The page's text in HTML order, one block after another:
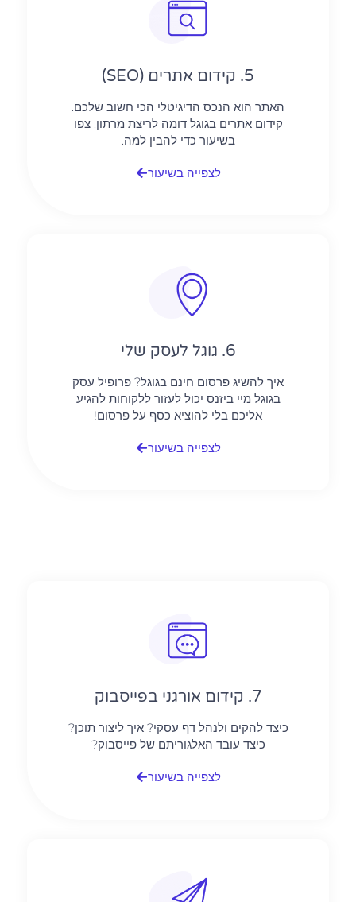
5. קידום אתרים (SEO)
האתר הוא הנכס הדיגיטלי הכי חשוב שלכם.
קידום אתרים בגוגל דומה לריצת מרתון. צפו
בשיעור כדי להבין למה.
לצפייה בשיעור
6. גוגל לעסק שלי
איך להשיג פרסום חינם בגוגל? פרופיל עסק
בגוגל מיי ביזנס יכול לעזור ללקוחות להגיע
אליכם בלי להוציא כסף על פרסום!
לצפייה בשיעור
7. קידום אורגני בפייסבוק
כיצד להקים ולנהל דף עסקי? איך ליצור תוכן?
כיצד עובד האלגוריתם של פייסבוק?
לצפייה בשיעור